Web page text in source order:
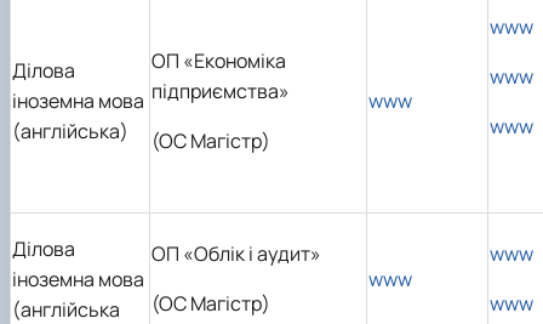
Ділова
іноземна мова
(англійська)
ОП «Економіка
підприємства»
(ОС Магістр)
www
www
www
www
Ділова
іноземна мова
(англійська
ОП «Облік і аудит»
(ОС Магістр)
www
www
www